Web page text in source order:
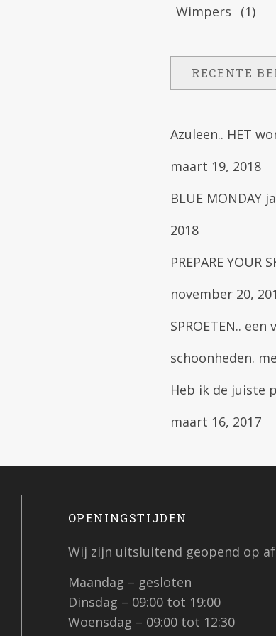
Wimpers (1)
RECENTE
Azuleen.. HET
maart 19, 2018
BLUE MONDAY
2018
PREPARE YOUR
november 20,
SPROETEN.. een
schoonheden.
Heb ik de juiste
maart 16, 2017
OPENINGSTIJDEN
Wij zijn uitsluitend geopend op
Maandag – gesloten
Dinsdag – 09:00 tot 19:00
Woensdag – 09:00 tot 12:30